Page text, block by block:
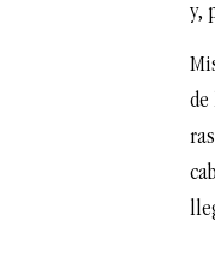
y,
de